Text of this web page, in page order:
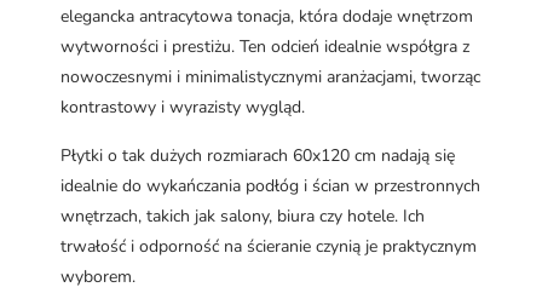
elegancka antracytowa tonacja, która dodaje wnętrzom
wytworności i prestiżu. Ten odcień idealnie współgra z
nowoczesnymi i minimalistycznymi aranżacjami, tworząc
kontrastowy i wyrazisty wygląd.
Płytki o tak dużych rozmiarach 60x120 cm nadają się
idealnie do wykańczania podłóg i ścian w przestronnych
wnętrzach, takich jak salony, biura czy hotele. Ich
trwałość i odporność na ścieranie czynią je praktycznym
wyborem.